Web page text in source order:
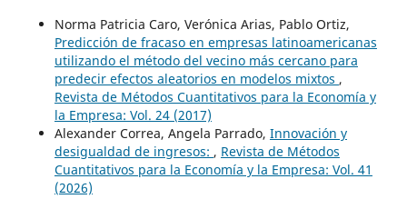
Norma Patricia Caro, Verónica Arias, Pablo Ortiz,
Predicción de fracaso en empresas latinoamericanas
utilizando el método del vecino más cercano para
predecir efectos aleatorios en modelos mixtos ,
Revista de Métodos Cuantitativos para la Economía y
la Empresa: Vol. 24 (2017)
Alexander Correa, Angela Parrado, Innovación y
desigualdad de ingresos: , Revista de Métodos
Cuantitativos para la Economía y la Empresa: Vol. 41
(2026)